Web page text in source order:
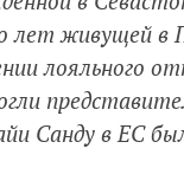
лет живущей
лояльного
Санду в ЕС